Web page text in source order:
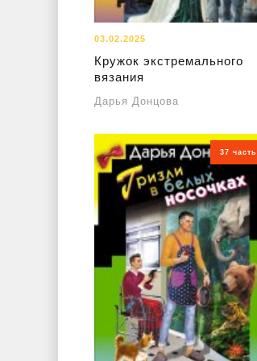
03.02.2025
Кружок экстремального
вязания
Дарья Донцова
37 часть